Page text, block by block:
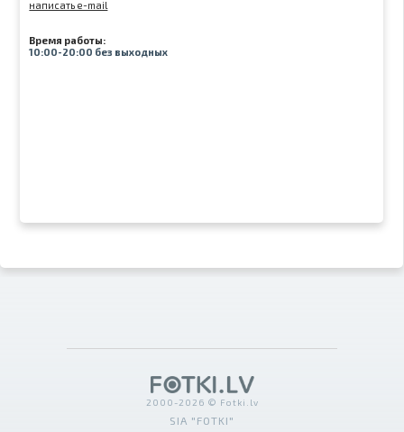
написать e-mail
Время работы:
10:00-20:00 без выходных
2000-2026 © Fotki.lv
SIA "FOTKI"